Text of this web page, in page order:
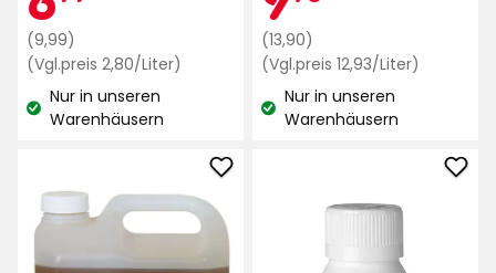
auf
141
Bewertungen
€
Regulärer
Preis
9,99
€
(9,99)
(Vgl.preis 2,80/Liter) Preisvergleich
Lagerbestand:
Nur in unseren
Warenhäusern
Sternen,
basierend
auf
39
Bewertungen
€
Regulärer
Preis
13,90
€
(13,90)
(Vgl.preis 12,93/Liter)
Lagerbestand:
Nur in unseren
Warenhäusern
Leinölseife
Favoriten